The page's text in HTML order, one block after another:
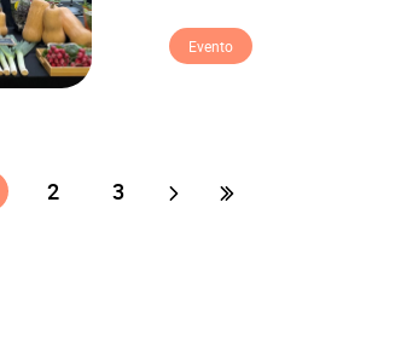
Evento
2 3